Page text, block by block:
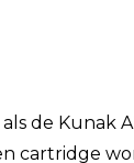
de Kunak
cartridge